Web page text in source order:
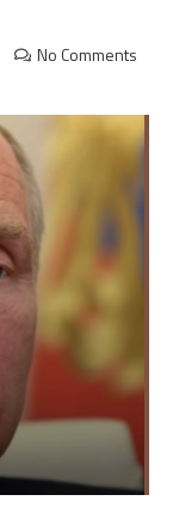
No Comments